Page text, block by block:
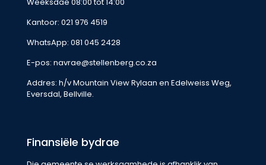
Kantoor: 021 976 4519
WhatsApp: 081 045 2428
E-pos: navrae@stellenberg.co.za
Addres: h/v Mountain View Rylaan en Edelweiss Weg,
Eversdal, Bellville.
Finansiële bydrae